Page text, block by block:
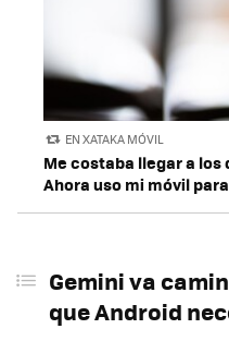
EN XATAKA MÓVIL
Me costaba llegar a los
Ahora uso mi móvil
Gemini va
que Android